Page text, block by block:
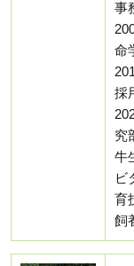
事
命
採
究
牛
ビ
育
飼